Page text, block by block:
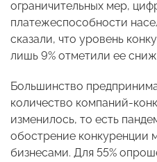
ограничительных мер,
платежеспособности
сказали, что уровень
лишь 9% отметили ее
Большинство
количество компаний-
изменилось, то есть
обострение
бизнесами. Для 55%